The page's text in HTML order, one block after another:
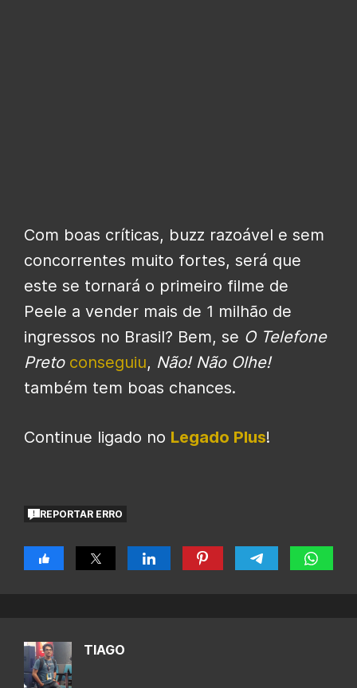
Com boas críticas, buzz razoável e sem
concorrentes muito fortes, será que
este se tornará o primeiro filme de
Peele a vender mais de 1 milhão de
ingressos no Brasil? Bem, se O Telefone
Preto conseguiu, Não! Não Olhe!
também tem boas chances.
Continue ligado no Legado Plus!
REPORTAR ERRO
TIAGO